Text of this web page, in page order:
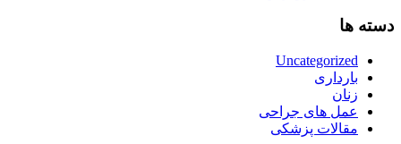
دسته ها
Uncategorized
بارداری
زنان
عمل های جراحی
مقالات پزشکی